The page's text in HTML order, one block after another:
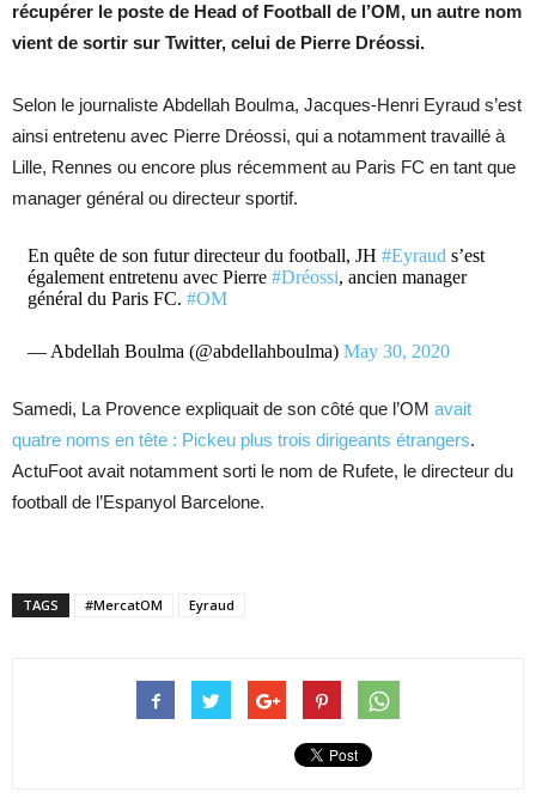
récupérer le poste de Head of Football de l’OM, un autre nom
vient de sortir sur Twitter, celui de Pierre Dréossi.
Selon le journaliste Abdellah Boulma, Jacques-Henri Eyraud s’est
ainsi entretenu avec Pierre Dréossi, qui a notamment travaillé à
Lille, Rennes ou encore plus récemment au Paris FC en tant que
manager général ou directeur sportif.
En quête de son futur directeur du football, JH #Eyraud s’est
également entretenu avec Pierre #Dréossi, ancien manager
général du Paris FC. #OM
— Abdellah Boulma (@abdellahboulma) May 30, 2020
Samedi, La Provence expliquait de son côté que l’OM avait
quatre noms en tête : Pickeu plus trois dirigeants étrangers.
ActuFoot avait notamment sorti le nom de Rufete, le directeur du
football de l’Espanyol Barcelone.
TAGS #MercatOM Eyraud